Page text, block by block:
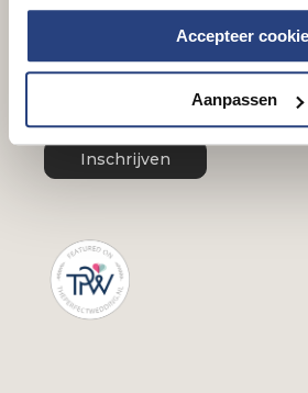
Accepteer
Aanpassen
Nieuwsbrief
Schrijf je in en ontvang wekelijks
Inschrijven